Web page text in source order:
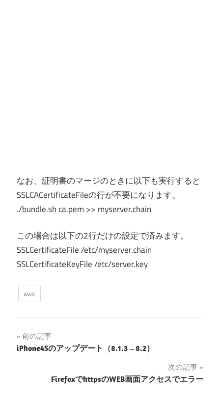
なお、証明書のマージのときに以下も実行すると
SSLCACertificateFileの行が不要になります。
./bundle.sh ca.pem >> myserver.chain
この場合は以下の2行だけの設定で済みます。
SSLCertificateFile /etc/myserver.chain
SSLCertificateKeyFile /etc/server.key
aws
投
稿
前の記事
iPhone4Sのアップデート（8.1.3→8.2）
次の記事
FirefoxでhttpsのWEB画面アクセスでエラー